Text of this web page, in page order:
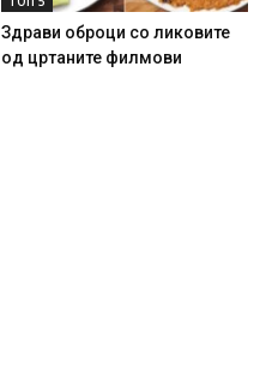
Здрави оброци со ликовите
од цртаните филмови